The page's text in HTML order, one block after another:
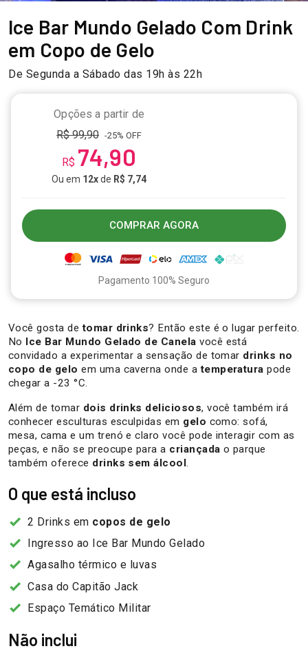
Ice Bar Mundo Gelado Com Drink
em Copo de Gelo
De Segunda a Sábado das 19h às 22h
Opções a partir de
R$ 99,90 -25% OFF
R$ 74,90
Ou em 12xde R$ 7,74
COMPRAR AGORA
Pagamento 100% Seguro
Você gosta detomar drinks? Então este é o lugar perfeito.
No
Ice Bar Mundo Gelado de Canela você está
convidado a experimentar a sensação de tomar drinks no
copo de gelo em uma caverna onde atemperatura pode
chegar a -23 °C.
Além de tomar dois drinks deliciosos, você também irá
conhecer esculturas esculpidas em gelo como: sofá,
mesa, cama e um trenó e claro você pode interagir com as
peças, e não se preocupe para a criançada o parque
também oferece drinks sem álcool.
O que está incluso
2 Drinks em copos de gelo
Ingresso ao Ice Bar Mundo Gelado
Agasalho térmico e luvas
Casa do Capitão Jack
Espaço Temático Militar
Não inclui